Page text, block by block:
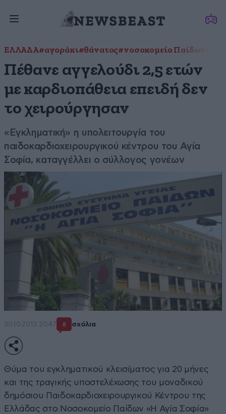
ΕΛΛΑΔΑ#αγοράκι#θάνατος#νοσοκομείο Παίδων
Πέθανε αγγελούδι 2,5 ετών
με καρδιοπάθεια επειδή δεν
το χειρούργησαν
«Εγκληματική» η υπολειτουργία του
παιδοκαρδιοχειρουργικού κέντρου του Αγία
Σοφία, καταγγέλλει ο σύλλογος γονέων
30·10·2013 20:47 8 σχόλια
Θύμα του εγκληματικού κλεισίματος για 20 μήνες
και της τραγικής υποστελέχωσης του μοναδικού
δημόσιου Παιδοκαρδιοχειρουργικού Κέντρου της
Ελλάδας στο Νοσοκομείο Παίδων «Η Αγία Σοφία»